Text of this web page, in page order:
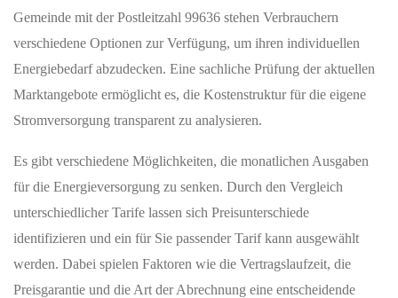
Gemeinde mit der Postleitzahl 99636 stehen Verbrauchern
verschiedene Optionen zur Verfügung, um ihren individuellen
Energiebedarf abzudecken. Eine sachliche Prüfung der aktuellen
Marktangebote ermöglicht es, die Kostenstruktur für die eigene
Stromversorgung transparent zu analysieren.
Es gibt verschiedene Möglichkeiten, die monatlichen Ausgaben
für die Energieversorgung zu senken. Durch den Vergleich
unterschiedlicher Tarife lassen sich Preisunterschiede
identifizieren und ein für Sie passender Tarif kann ausgewählt
werden. Dabei spielen Faktoren wie die Vertragslaufzeit, die
Preisgarantie und die Art der Abrechnung eine entscheidende